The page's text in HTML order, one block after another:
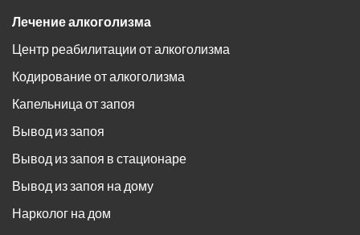
Лечение алкоголизма
Центр реабилитации от алкоголизма
Кодирование от алкоголизма
Капельница от запоя
Вывод из запоя
Вывод из запоя в стационаре
Вывод из запоя на дому
Нарколог на дом